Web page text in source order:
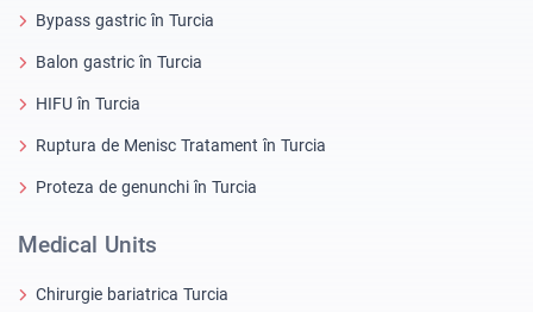
Bypass gastric în Turcia
Balon gastric în Turcia
HIFU în Turcia
Ruptura de Menisc Tratament în Turcia
Proteza de genunchi în Turcia
Medical Units
Chirurgie bariatrica Turcia